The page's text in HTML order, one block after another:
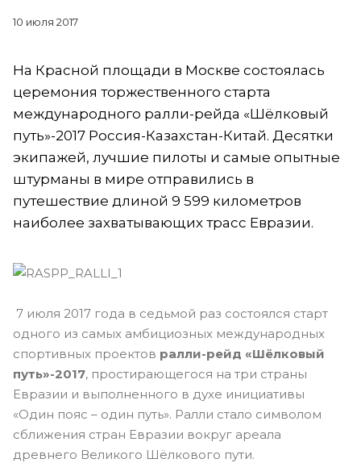
10 июля 2017
На Красной площади в Москве состоялась
церемония торжественного старта
международного ралли-рейда «Шёлковый
путь»-2017 Россия-Казахстан-Китай. Десятки
экипажей, лучшие пилоты и самые опытные
штурманы в мире отправились в
путешествие длиной 9 599 километров
наиболее захватывающих трасс Евразии.
7 июля 2017 года в седьмой раз состоялся старт
одного из самых амбициозных международных
спортивных проектов ралли-рейд «Шёлковый
путь»-2017, простирающегося на три страны
Евразии и выполненного в духе инициативы
«Один пояс – один путь». Ралли стало символом
сближения стран Евразии вокруг ареала
древнего Великого Шёлкового пути.